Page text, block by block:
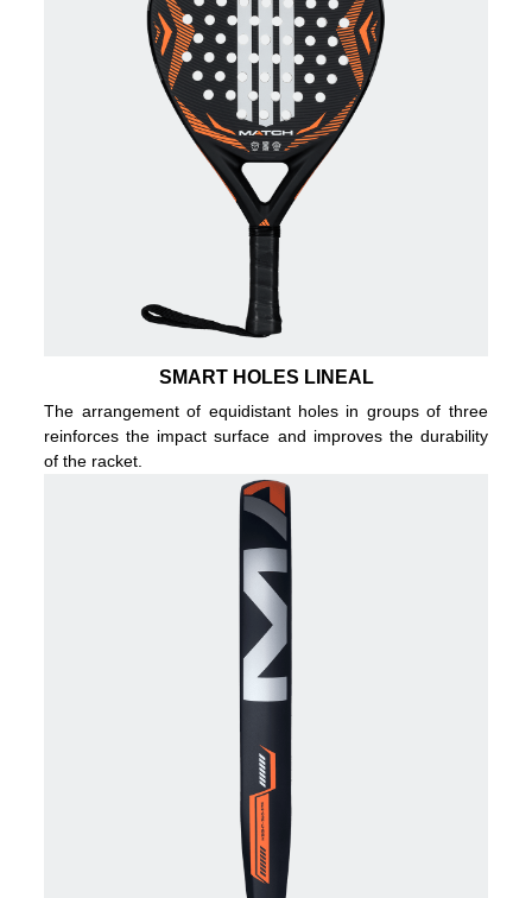
SMART HOLES LINEAL
The arrangement of equidistant holes in groups of three
reinforces the impact surface and improves the durability
of the racket.